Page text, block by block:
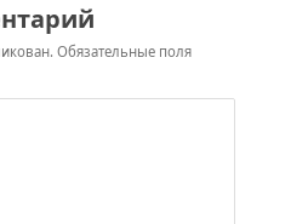
Обязательные поля